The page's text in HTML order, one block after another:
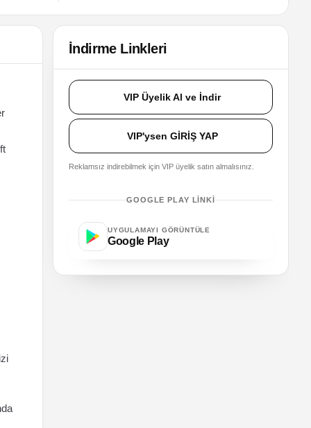
İndirme Linkleri
VIP Üyelik Al ve İndir
VIP'ysen GİRİŞ YAP
Reklamsız indirebilmek için VIP üyelik satın almalısınız.
GOOGLE PLAY LINKI
UYGULAMAYI GÖRÜNTÜLE
Google Play